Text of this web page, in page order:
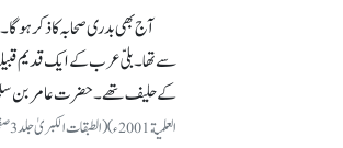
آج بھی بدری صحابہ کا ذکر ہو
سے تھا۔ بلیّ عرب کے ایک قدیم
کے حلیف تھے۔ حضرت عامر بن
العلمیة 2001ء) (الطبقات الکبریٰ جلد 3 صفحہ280، عامر بن سلمة داراحیاء التراث العربی بیروت لبنان 1996ء) (اسدالغابۃ جلد 3 صفحہ 121 عامر بن سلمہ، دارالکتب العلمیۃ بیروت 2008ء)